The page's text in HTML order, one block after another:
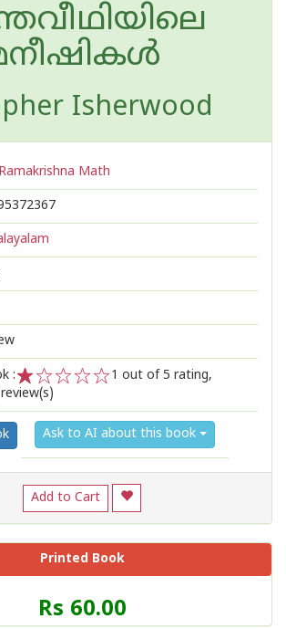
Isherwood
Math
:
2
1
1 out of 5 rating,
review(s)
Ask to AI about this book
Add to Cart
Printed Book
Price
of
Rs 60.00